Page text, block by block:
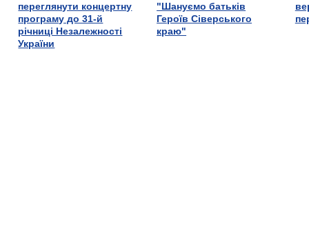
переглянути концертну
програму до 31-й
річниці Незалежності
України
"Шануємо батьків
Героїв Сіверського
краю"